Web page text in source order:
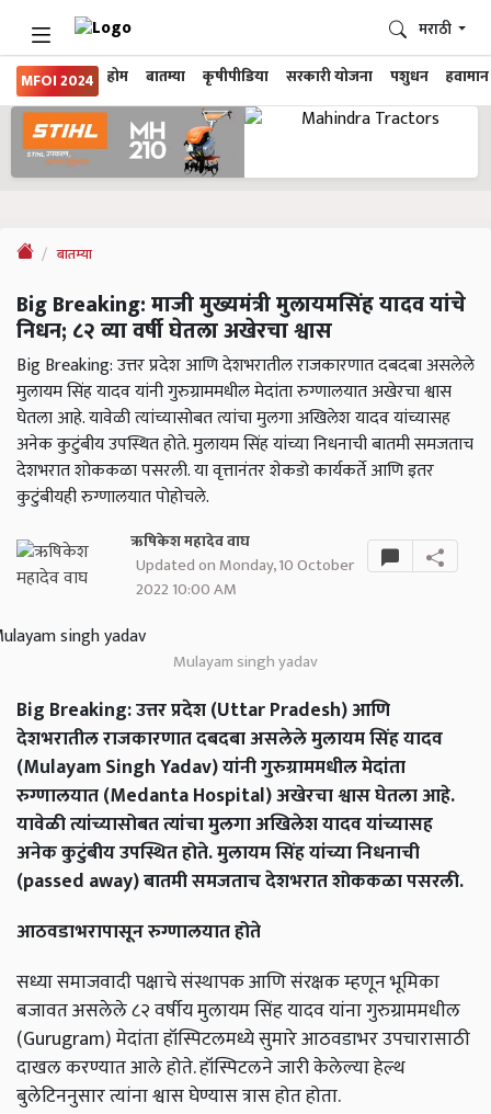
MFOI 2024 होम बातम्या कृषीपीडिया सरकारी योजना पशुधन हवामान
मराठी
बातम्या
Big Breaking: माजी मुख्यमंत्री मुलायमसिंह यादव यांचे
निधन; ८२ व्या वर्षी घेतला अखेरचा श्वास
Big Breaking: उत्तर प्रदेश आणि देशभरातील राजकारणात दबदबा असलेले
मुलायम सिंह यादव यांनी गुरुग्राममधील मेदांता रुग्णालयात अखेरचा श्वास
घेतला आहे. यावेळी त्यांच्यासोबत त्यांचा मुलगा अखिलेश यादव यांच्यासह
अनेक कुटुंबीय उपस्थित होते. मुलायम सिंह यांच्या निधनाची बातमी समजताच
देशभरात शोककळा पसरली. या वृत्तानंतर शेकडो कार्यकर्ते आणि इतर
कुटुंबीयही रुग्णालयात पोहोचले.
ऋषिकेश महादेव वाघ
Updated on Monday, 10 October
2022 10:00 AM
Mulayam singh yadav
Big Breaking: उत्तर प्रदेश (Uttar Pradesh) आणि
देशभरातील राजकारणात दबदबा असलेले मुलायम सिंह यादव
(Mulayam Singh Yadav) यांनी गुरुग्राममधील मेदांता
रुग्णालयात (Medanta Hospital) अखेरचा श्वास घेतला आहे.
यावेळी त्यांच्यासोबत त्यांचा मुलगा अखिलेश यादव यांच्यासह
अनेक कुटुंबीय उपस्थित होते. मुलायम सिंह यांच्या निधनाची
(passed away) बातमी समजताच देशभरात शोककळा पसरली.
आठवडाभरापासून रुग्णालयात होते
सध्या समाजवादी पक्षाचे संस्थापक आणि संरक्षक म्हणून भूमिका
बजावत असलेले ८२ वर्षीय मुलायम सिंह यादव यांना गुरुग्राममधील
(Gurugram) मेदांता हॉस्पिटलमध्ये सुमारे आठवडाभर उपचारासाठी
दाखल करण्यात आले होते. हॉस्पिटलने जारी केलेल्या हेल्थ
बुलेटिननुसार त्यांना श्वास घेण्यास त्रास होत होता.